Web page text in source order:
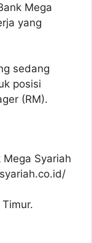
Mega
yang
sedang
posisi
(RM).
Mega Syariah